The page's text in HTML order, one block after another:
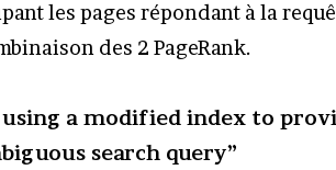
les pages répondant à la
des 2 PageRank.
a modified index to
search query”